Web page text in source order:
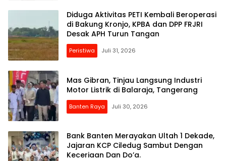
Diduga Aktivitas PETI Kembali Beroperasi
di Bakung Kronjo, KPBA dan DPP FRJRI
Desak APH Turun Tangan
Peristiwa Juli 31, 2026
Mas Gibran, Tinjau Langsung Industri
Motor Listrik di Balaraja, Tangerang
Banten Raya Juli 30, 2026
Bank Banten Merayakan Ultah 1 Dekade,
Jajaran KCP Ciledug Sambut Dengan
Keceriaan Dan Do’a.